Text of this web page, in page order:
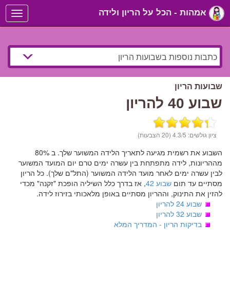
Toggle
navigation
שבועות הריון
שבוע 40 להריון
ציון גולשים: 4.3/5 (20 הצבעות)
השבוע את רשמית מגיעה לתאריך הלידה המשוער שלך. ב 80%
מההריונות, לידה מתפתחת בין עשרה ימים טרם יום המועד המשוער
לבין עשרה ימים לאחר מועד הלידה המשוער (התל"ם שלך). כל הריון
מסתיים עד תום שבוע 42
, אז בדרך כלל השיליה הופכת "זקנה" מכדי
להזין את התינוק, וההריון מסתיים באופן מלאכותי בזירוז לידה.
שבוע 24 להריון
שבוע 32 להריון
בדיקות הריון - המדריך המלא